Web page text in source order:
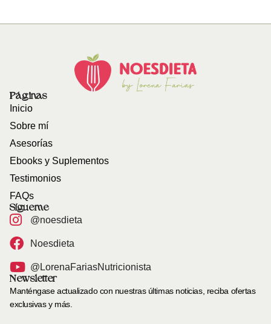
Páginas
Inicio
Sobre mí
Asesorías
Ebooks y Suplementos
Testimonios
FAQs
Sígueme
@noesdieta
Noesdieta
@LorenaFariasNutricionista
Newsletter
Manténgase actualizado con nuestras últimas noticias, reciba ofertas
exclusivas y más.